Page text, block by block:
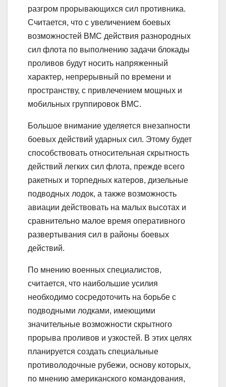
разгром прорывающихся сил противника.
Считается, что с увеличением боевых
возможностей ВМС действия разнородных
сил флота по выполнению задачи блокады
проливов будут носить напряженный
характер, непрерывный по времени и
пространству, с привлечением мощных и
мобильных группировок ВМС.
Большое внимание уделяется внезапности
боевых действий ударных сил. Этому будет
способствовать относительная скрытность
действий легких сил флота, прежде всего
ракетных и торпедных катеров, дизельные
подводных лодок, а также возможность
авиации действовать на малых высотах и
сравнительно малое время оперативного
развертывания сил в районы боевых
действий.
По мнению военных специалистов,
считается, что наибольшие усилия
необходимо сосредоточить на борьбе с
подводными лодками, имеющими
значительные возможности скрытного
прорыва проливов и узкостей. В этих целях
планируется создать специальные
противолодочные рубежи, основу которых,
по мнению американского командования,